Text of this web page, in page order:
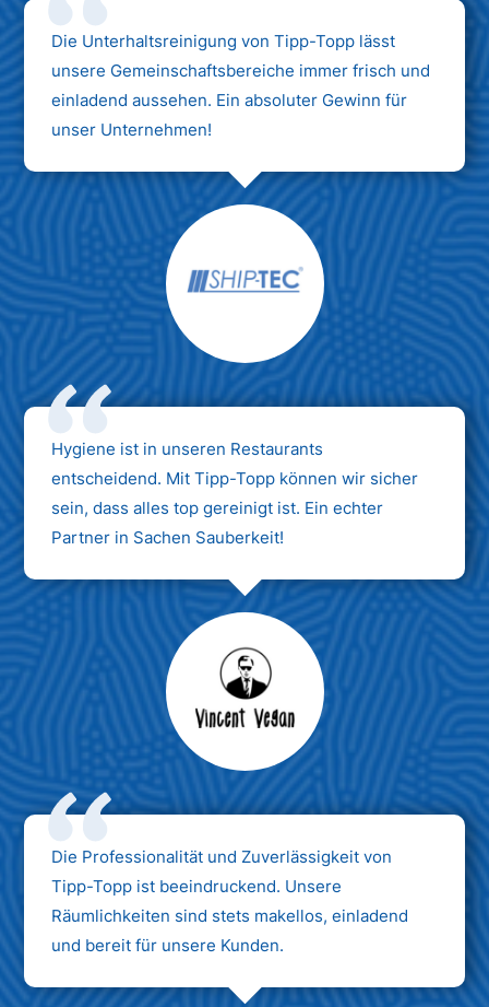
Die Unterhaltsreinigung von Tipp-Topp lässt
unsere Gemeinschaftsbereiche immer frisch und
einladend aussehen. Ein absoluter Gewinn für
unser Unternehmen!
Hygiene ist in unseren Restaurants
entscheidend. Mit Tipp-Topp können wir sicher
sein, dass alles top gereinigt ist. Ein echter
Partner in Sachen Sauberkeit!
Max Mustermann
Unternehmen AG
Die Professionalität und Zuverlässigkeit von
Tipp-Topp ist beeindruckend. Unsere
Räumlichkeiten sind stets makellos, einladend
und bereit für unsere Kunden.